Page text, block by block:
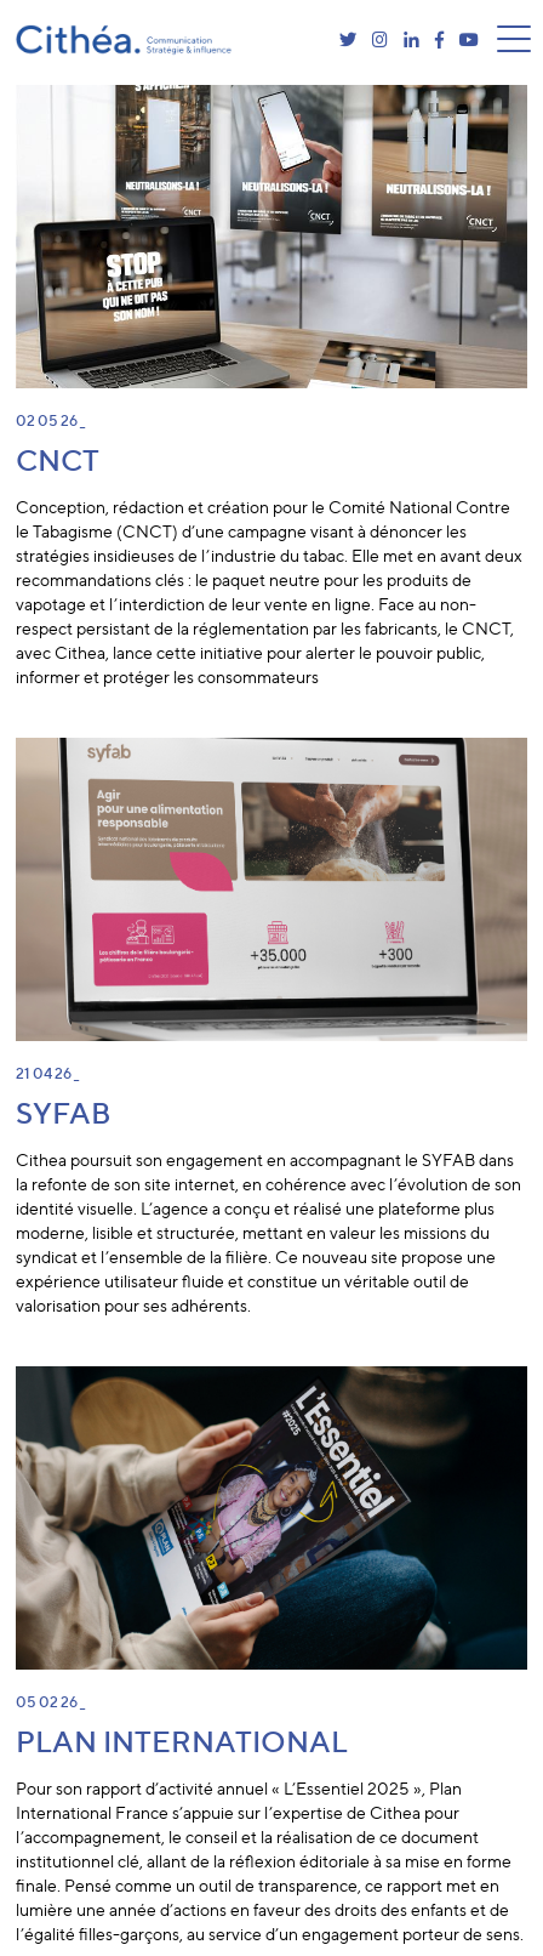
02 05 26 _
CNCT
Conception, rédaction et création pour le Comité National Contre
le Tabagisme (CNCT) d’une campagne visant à dénoncer les
stratégies insidieuses de l’industrie du tabac. Elle met en avant deux
recommandations clés : le paquet neutre pour les produits de
vapotage et l’interdiction de leur vente en ligne. Face au non-
respect persistant de la réglementation par les fabricants, le CNCT,
avec Cithea, lance cette initiative pour alerter le pouvoir public,
informer et protéger les consommateurs
21 04 26 _
SYFAB
Cithea poursuit son engagement en accompagnant le SYFAB dans
la refonte de son site internet, en cohérence avec l’évolution de son
identité visuelle. L’agence a conçu et réalisé une plateforme plus
moderne, lisible et structurée, mettant en valeur les missions du
syndicat et l’ensemble de la filière. Ce nouveau site propose une
expérience utilisateur fluide et constitue un véritable outil de
valorisation pour ses adhérents.
05 02 26 _
PLAN INTERNATIONAL
Pour son rapport d’activité annuel « L’Essentiel 2025 », Plan
International France s’appuie sur l’expertise de Cithea pour
l’accompagnement, le conseil et la réalisation de ce document
institutionnel clé, allant de la réflexion éditoriale à sa mise en forme
finale. Pensé comme un outil de transparence, ce rapport met en
lumière une année d’actions en faveur des droits des enfants et de
l’égalité filles-garçons, au service d’un engagement porteur de sens.